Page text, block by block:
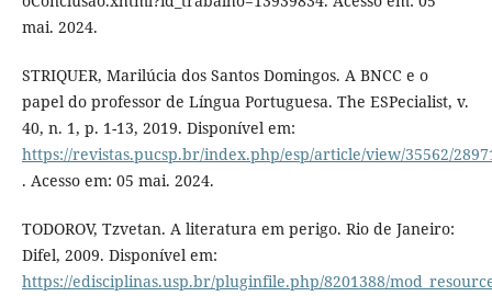
mai. 2024.
STRIQUER, Marilúcia dos Santos Domingos. A BNCC e o
papel do professor de Língua Portuguesa. The ESPecialist, v.
40, n. 1, p. 1-13, 2019. Disponível em:
https://revistas.pucsp.br/index.php/esp/article/view/35562/
. Acesso em: 05 mai. 2024.
TODOROV, Tzvetan. A literatura em perigo. Rio de Janeiro:
Difel, 2009. Disponível em:
https://edisciplinas.usp.br/pluginfile.php/8201388/